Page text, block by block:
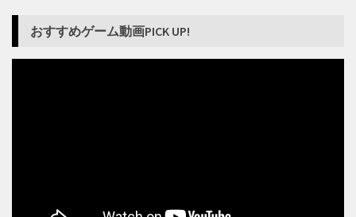
おすすめゲーム動画PICK UP!